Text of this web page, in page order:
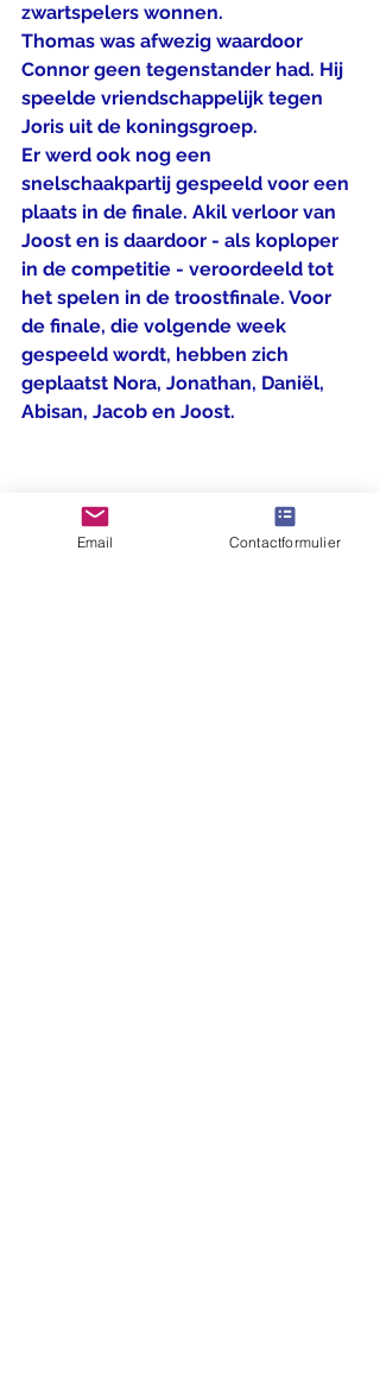
zwartspelers wonnen.
Thomas was afwezig waardoor
Connor geen tegenstander had. Hij
speelde vriendschappelijk tegen
Joris uit de koningsgroep.
Er werd ook nog een
snelschaakpartij gespeeld voor een
plaats in de finale. Akil verloor van
Joost en is daardoor - als koploper
in de competitie - veroordeeld tot
het spelen in de troostfinale. Voor
de finale, die volgende week
gespeeld wordt, hebben zich
geplaatst Nora, Jonathan, Daniël,
Abisan, Jacob en Joost.
Email Contactformulier